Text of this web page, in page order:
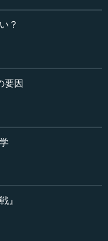
皆さんのおうちは、
戸締まりするのでし
て、戸締まりするの
てください。先ほど
ですよ。
いただきましょ
るかもしれないから
るため
？
要因
』